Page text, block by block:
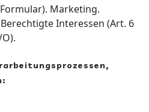
Marketing.
Berechtigte Interessen (Art. 6